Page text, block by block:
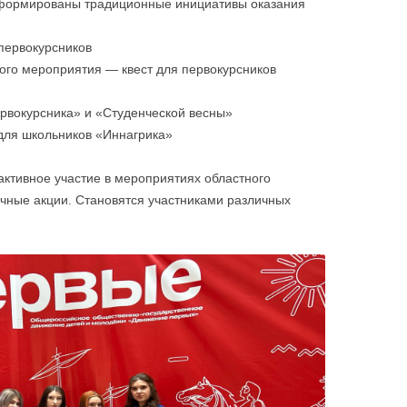
традиционные инициативы оказания
мероприятия — квест для первокурсников
и «Студенческой весны»
школьников «Иннагрика»
участие в мероприятиях областного
акции. Становятся участниками различных